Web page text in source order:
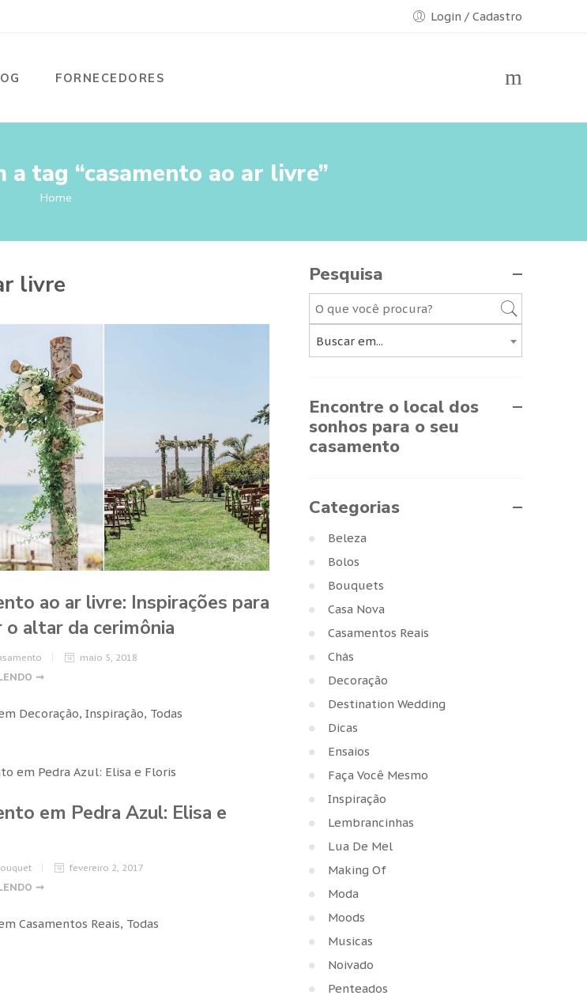
Login / Cadastro
FORNECEDORES
a tag “casamento ao ar livre”
Home
livre
ao ar livre: Inspirações para
o altar da cerimônia
maio 5, 2018
➞
Decoração, Inspiração, Todas
em Pedra Azul: Elisa e
fevereiro 2, 2017
➞
Casamentos Reais, Todas
Pesquisa
Buscar em...
Encontre o local dos
sonhos para o seu
casamento
Categorias
Beleza
Bolos
Bouquets
Casa Nova
Casamentos Reais
Chás
Decoração
Destination Wedding
Dicas
Ensaios
Faça Você Mesmo
Inspiração
Lembrancinhas
Lua De Mel
Making Of
Moda
Moods
Musicas
Noivado
Penteados